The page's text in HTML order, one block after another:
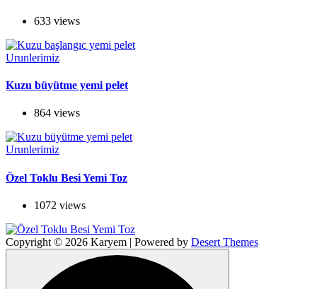
633 views
Urunlerimiz
Kuzu büyütme yemi pelet
864 views
Urunlerimiz
Özel Toklu Besi Yemi Toz
1072 views
Copyright © 2026 Karyem | Powered by Desert Themes